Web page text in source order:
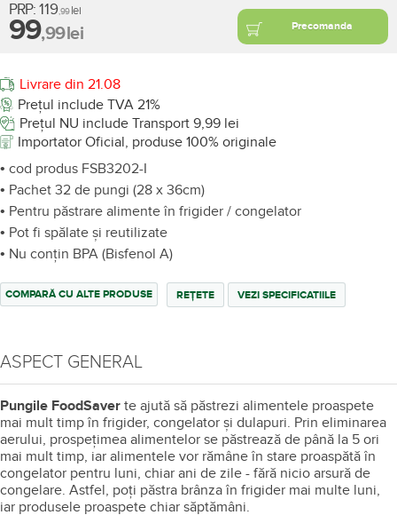
PRP: 119,99lei
99,99lei Precomanda
Livrare din 21.08
Prețul include TVA 21%
Prețul NU include Transport 9,99 lei
Importator Oficial, produse 100% originale
• cod produs FSB3202-I
• Pachet 32 de pungi (28 x 36cm)
• Pentru păstrare alimente în frigider / congelator
• Pot fi spălate și reutilizate
• Nu conţin BPA (Bisfenol A)
REȚETE
COMPARĂ CU ALTE PRODUSE VEZI SPECIFICATIILE
ASPECT GENERAL
Pungile FoodSaver te ajută să păstrezi alimentele proaspete
mai mult timp în frigider, congelator şi dulapuri. Prin eliminarea
aerului, prospeţimea alimentelor se păstrează de până la 5 ori
mai mult timp, iar alimentele vor rămâne în stare proaspătă în
congelator pentru luni, chiar ani de zile - fără nicio arsură de
congelare. Astfel, poţi păstra brânza în frigider mai multe luni,
iar produsele proaspete chiar săptămâni.